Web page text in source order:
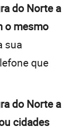
do Norte a
o mesmo
sua
que
do Norte a
cidades